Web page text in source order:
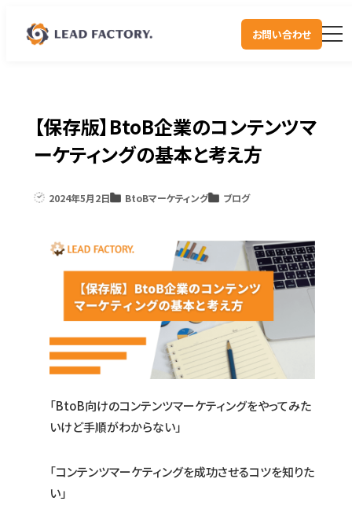
お問い合わせ
【保存版】BtoB企業のコンテンツマ
ーケティングの基本と考え方
2024年5月2日 BtoBマーケティング ブログ
「BtoB向けのコンテンツマーケティングをやってみた
いけど手順がわからない」
「コンテンツマーケティングを成功させるコツを知りた
い」